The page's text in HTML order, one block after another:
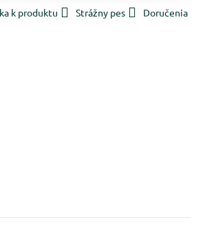
k produktu Strážny pes Doručenia